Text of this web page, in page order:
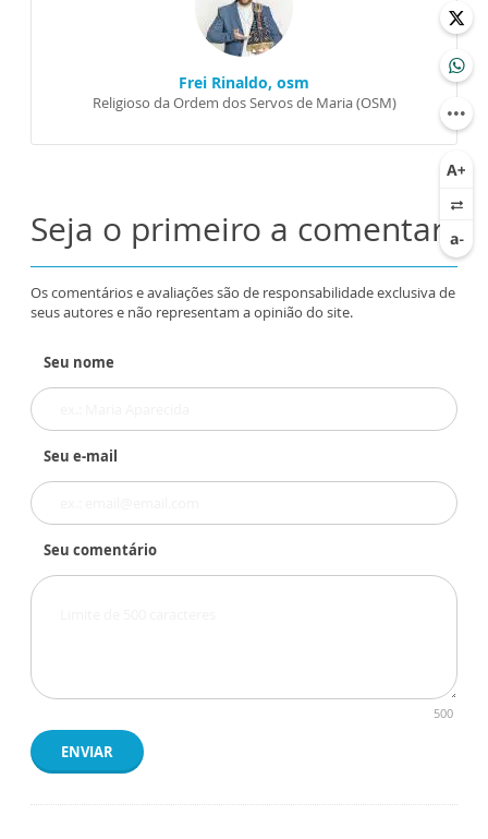
Frei Rinaldo, osm
Religioso da Ordem dos Servos de Maria (OSM)
Seja o primeiro a comentar
Os comentários e avaliações são de responsabilidade exclusiva de
seus autores e não representam a opinião do site.
Seu nome
Seu e-mail
Seu comentário
500
ENVIAR